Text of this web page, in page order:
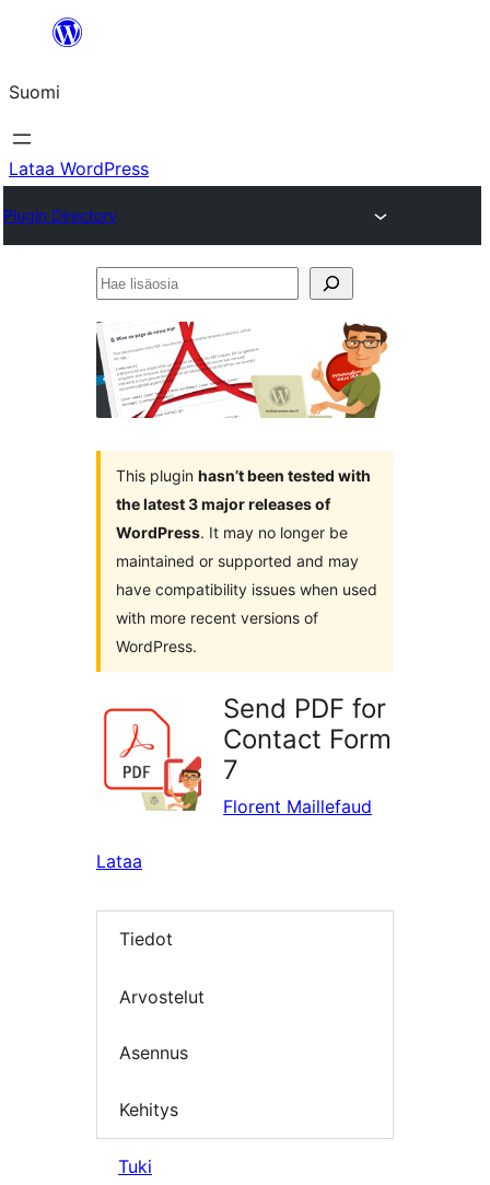
Suomi
Lataa WordPress
Plugin Directory
Hae
This plugin hasn’t been tested with
the latest 3 major releases of
WordPress. It may no longer be
maintained or supported and may
have compatibility issues when used
with more recent versions of
WordPress.
Send PDF for
Contact Form
7
Florent Maillefaud
Lataa
Tiedot
Arvostelut
Asennus
Kehitys
Tuki